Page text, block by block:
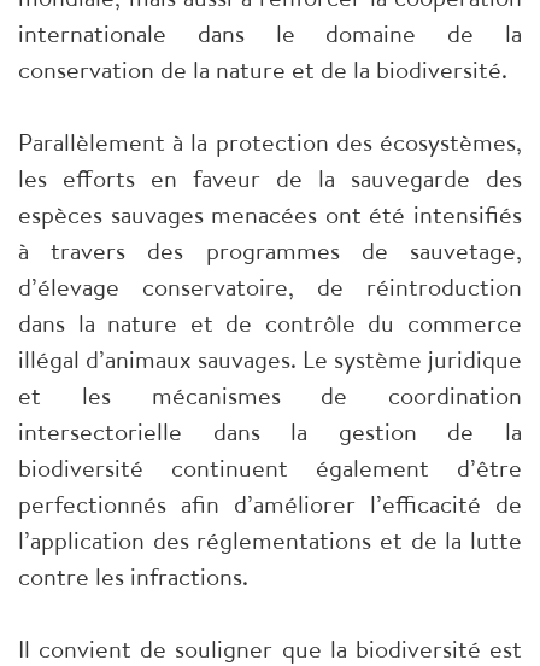
internationale dans le domaine de la
conservation de la nature et de la biodiversité.
Parallèlement à la protection des écosystèmes,
les efforts en faveur de la sauvegarde des
espèces sauvages menacées ont été intensifiés
à travers des programmes de sauvetage,
d’élevage conservatoire, de réintroduction
dans la nature et de contrôle du commerce
illégal d’animaux sauvages. Le système juridique
et les mécanismes de coordination
intersectorielle dans la gestion de la
biodiversité continuent également d’être
perfectionnés afin d’améliorer l’efficacité de
l’application des réglementations et de la lutte
contre les infractions.
Il convient de souligner que la biodiversité est